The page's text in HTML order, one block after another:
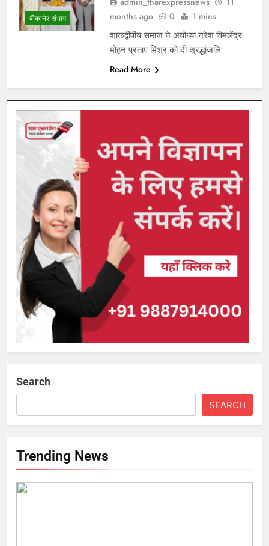
बीकानेर संभाग
months ago
0 1 mins
शाकद्वीपीय समाज ने अयोध्या नरेश विमलेंद्र
मोहन प्रताप मिश्र को दी श्रद्धांजलि
Read More
Search
SEARCH
Trending News